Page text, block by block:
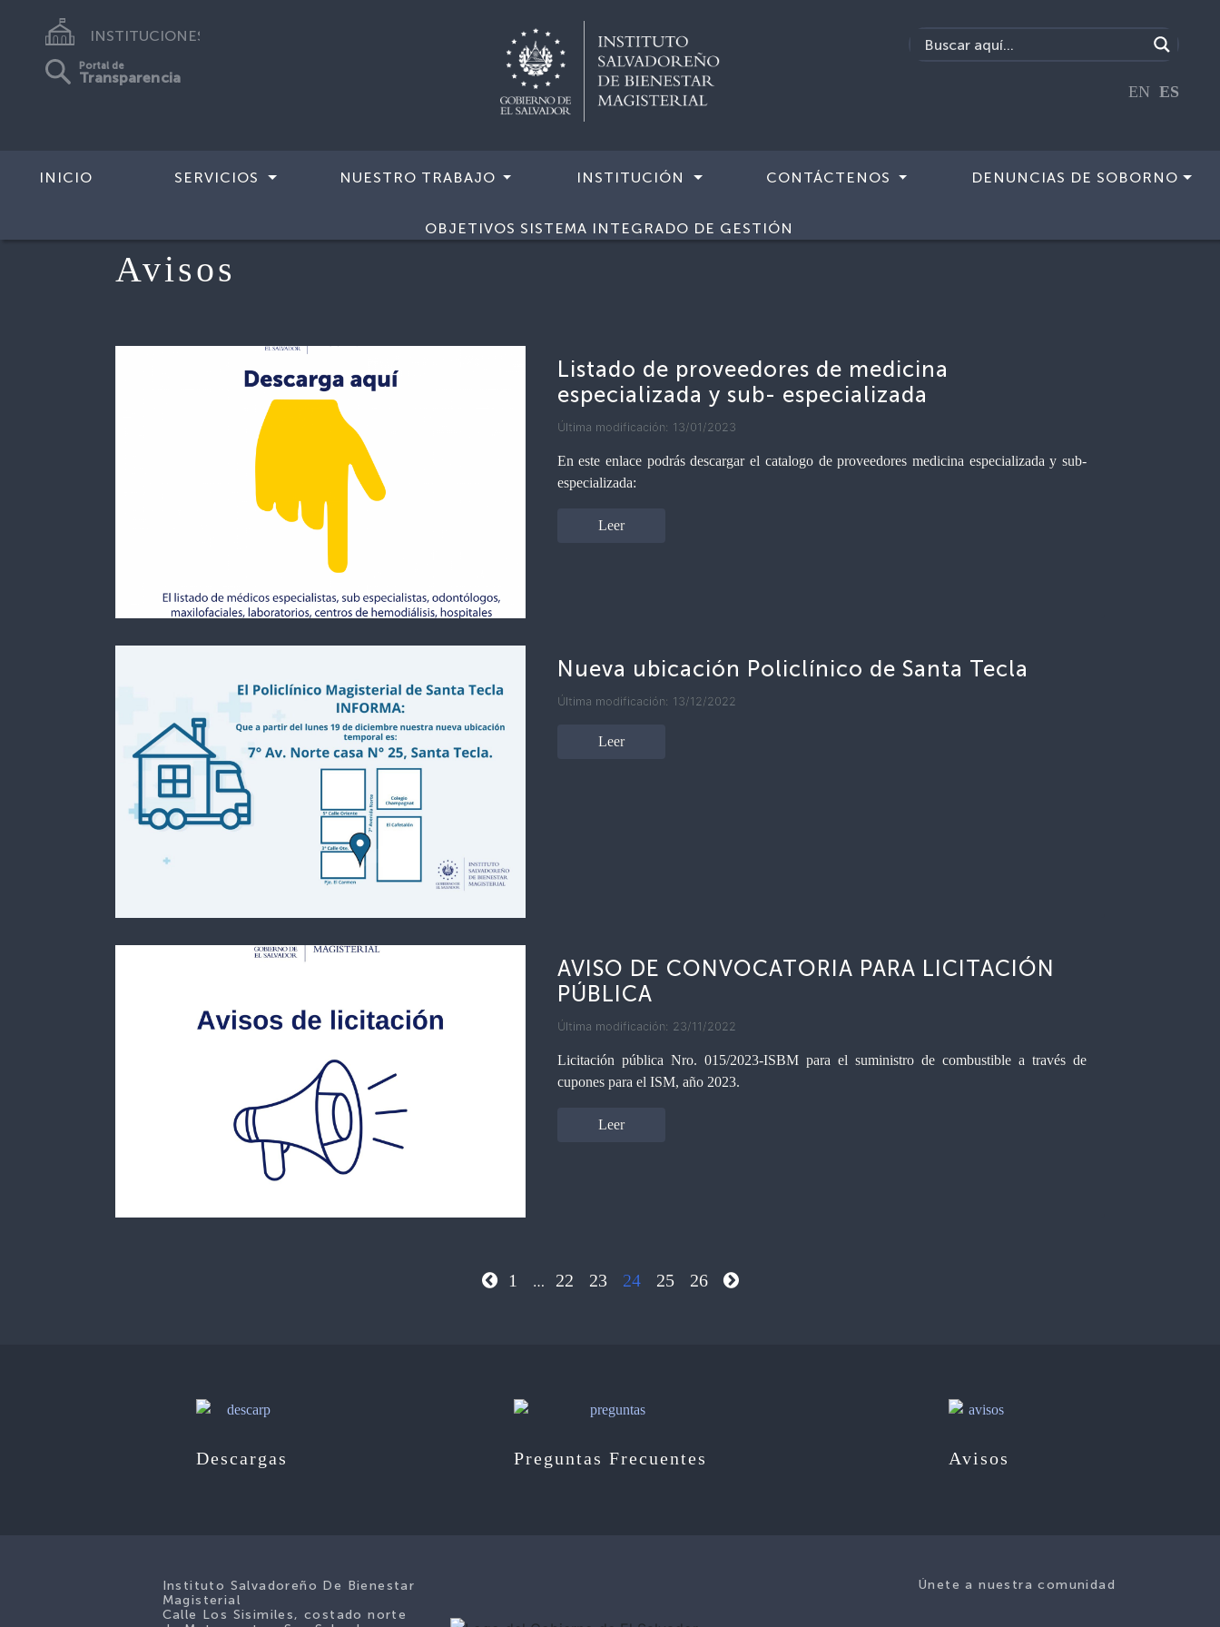
INSTITUCIONES
Portal de
Transparencia
EN ES
INICIO SERVICIOS NUESTRO TRABAJO INSTITUCIÓN CONTÁCTENOS DENUNCIAS DE SOBORNO
OBJETIVOS SISTEMA INTEGRADO DE GESTIÓN
Avisos
Listado de proveedores de medicina
especializada y sub- especializada
Última modificación: 13/01/2023
En este enlace podrás descargar el catalogo de proveedores medicina especializada y sub-
especializada:
Leer
Nueva ubicación Policlínico de Santa Tecla
Última modificación: 13/12/2022
Leer
AVISO DE CONVOCATORIA PARA LICITACIÓN
PÚBLICA
Última modificación: 23/11/2022
Licitación pública Nro. 015/2023-ISBM para el suministro de combustible a través de
cupones para el ISM, año 2023.
Leer
1 … 22 23 24 25 26
Descargas Preguntas Frecuentes Avisos
Únete a nuestra comunidad
Instituto Salvadoreño De Bienestar
Magisterial
Calle Los Sisimiles, costado norte